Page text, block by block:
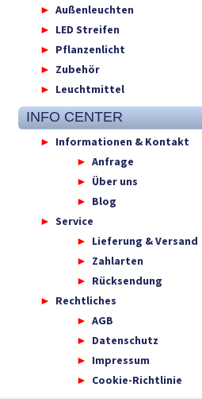
Außenleuchten
LED Streifen
Pflanzenlicht
Zubehör
Leuchtmittel
INFO CENTER
Informationen & Kontakt
Anfrage
Über uns
Blog
Service
Lieferung & Versand
Zahlarten
Rücksendung
Rechtliches
AGB
Datenschutz
Impressum
Cookie-Richtlinie